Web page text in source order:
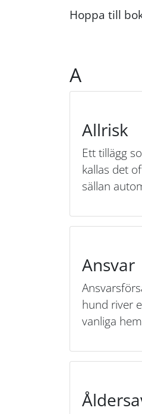
Hoppa till
A
Allrisk
Ett tillägg
kallas det
sällan
Ansvar
hund river
vanliga